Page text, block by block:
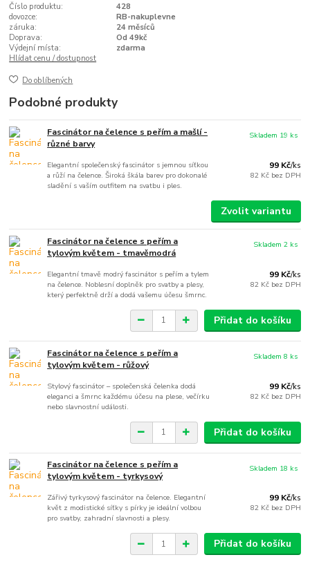
Číslo produktu:
428
dovozce:
RB-nakuplevne
záruka:
24 měsíců
Doprava:
Od 49kč
Výdejní místa:
zdarma
Hlídat cenu / dostupnost
Do oblíbených
Podobné produkty
Fascinátor na čelence s peřím a mašlí -
různé barvy
Elegantní společenský fascinátor s jemnou síťkou
a růží na čelence. Široká škála barev pro dokonalé
sladění s vaším outfitem na svatbu i ples.
99 Kč/ks
82 Kč bez DPH
Skladem 19 ks
Zvolit variantu
Fascinátor na čelence s peřím a
tylovým květem - tmavěmodrá
Elegantní tmavě modrý fascinátor s peřím a tylem
na čelence. Noblesní doplněk pro svatby a plesy,
který perfektně drží a dodá vašemu účesu šmrnc.
99 Kč/ks
82 Kč bez DPH
Skladem 2 ks
Přidat do košíku
Fascinátor na čelence s peřím a
tylovým květem - růžový
Stylový fascinátor – společenská čelenka dodá
eleganci a šmrnc každému účesu na plese, večírku
nebo slavnostní události.
99 Kč/ks
82 Kč bez DPH
Skladem 8 ks
Přidat do košíku
Fascinátor na čelence s peřím a
tylovým květem - tyrkysový
Zářivý tyrkysový fascinátor na čelence. Elegantní
květ z modistické síťky s pírky je ideální volbou
pro svatby, zahradní slavnosti a plesy.
99 Kč/ks
82 Kč bez DPH
Skladem 18 ks
Přidat do košíku